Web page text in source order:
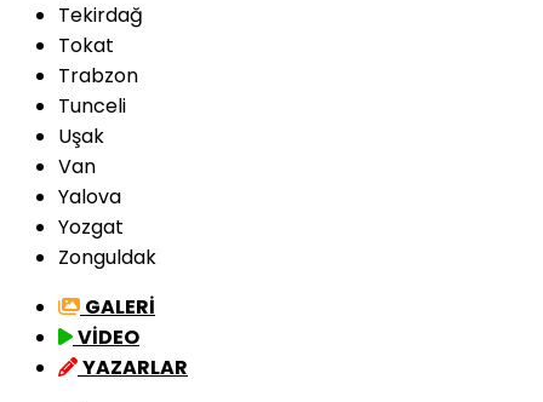
Tekirdağ
Tokat
Trabzon
Tunceli
Uşak
Van
Yalova
Yozgat
Zonguldak
GALERİ
VİDEO
YAZARLAR